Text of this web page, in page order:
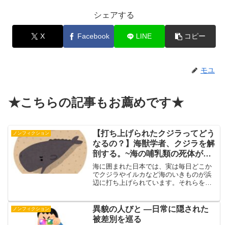
シェアする
X Facebook LINE コピー
モユ
★こちらの記事もお薦めです★
ノンフィクション
【打ち上げられたクジラってどう
なるの？】海獣学者、クジラを解
剖する。~海の哺乳類の死体が教
えてくれること
海に囲まれた日本では、実は毎日どこか
でクジラやイルカなど海のいきものが浜
辺に打ち上げられています。それらを解
には「ストランディング」という言葉が
何度も出てきます。ストラ...
ノンフィクション
異貌の人びと —日常に隠された
被差別を巡る